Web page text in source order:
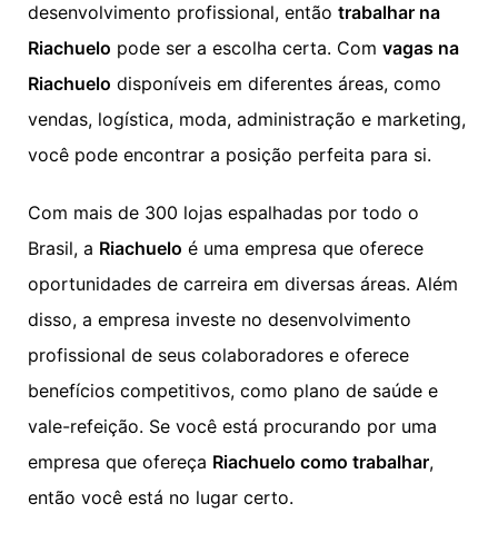
desenvolvimento profissional, então trabalhar na
Riachuelo pode ser a escolha certa. Com vagas na
Riachuelo disponíveis em diferentes áreas, como
vendas, logística, moda, administração e marketing,
você pode encontrar a posição perfeita para si.
Com mais de 300 lojas espalhadas por todo o
Brasil, a Riachuelo é uma empresa que oferece
oportunidades de carreira em diversas áreas. Além
disso, a empresa investe no desenvolvimento
profissional de seus colaboradores e oferece
benefícios competitivos, como plano de saúde e
vale-refeição. Se você está procurando por uma
empresa que ofereça Riachuelo como trabalhar,
então você está no lugar certo.